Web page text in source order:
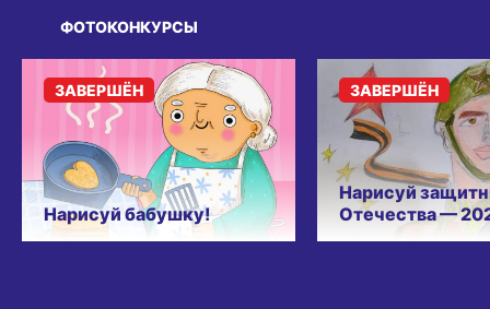
Нарисуй бабушку!
ЗАВЕРШЁН
Нарисуй
Отечества —
ЗАВЕРШЁН